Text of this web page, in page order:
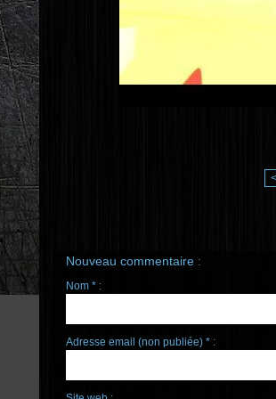
<
Nouveau commentaire :
Nom * :
Adresse email (non publiée) * :